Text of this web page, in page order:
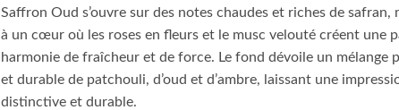
Saffron Oud s’ouvre sur des notes chaudes et riches de safran,
à un cœur où les roses en fleurs et le musc velouté créent une
harmonie de fraîcheur et de force. Le fond dévoile un mélange
et durable de patchouli, d’oud et d’ambre, laissant une
distinctive et durable.